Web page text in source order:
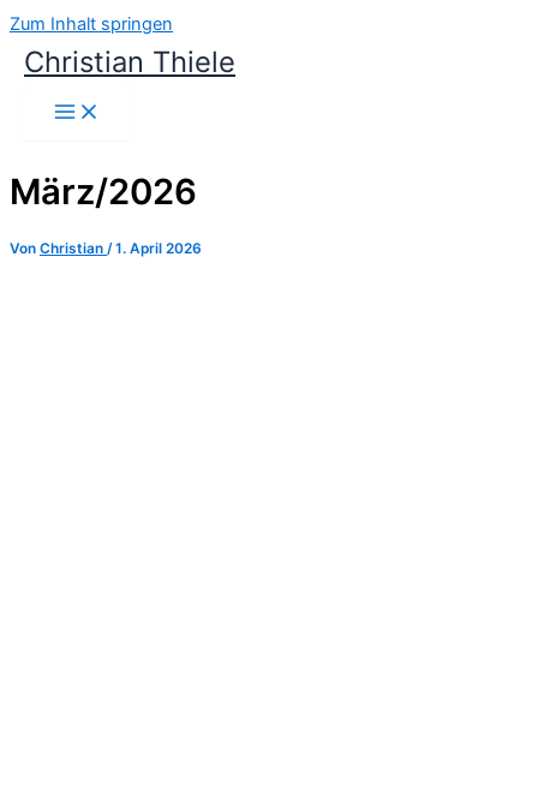
Zum Inhalt springen
Christian Thiele
März/2026
Von Christian /1. April 2026